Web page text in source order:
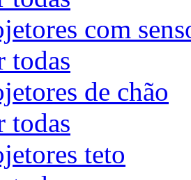
com
todas
de chão
todas
teto